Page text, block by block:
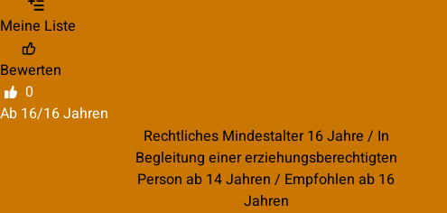
Meine Liste
Bewerten
0
Ab 16/16 Jahren
Rechtliches Mindestalter 16 Jahre / In
Begleitung einer erziehungsberechtigten
Person ab 14 Jahren / Empfohlen ab 16
Jahren